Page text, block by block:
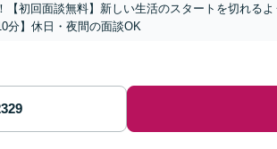
【初回面談無料】新しい生活のスタートを切れる
分】休日・夜間の面談OK